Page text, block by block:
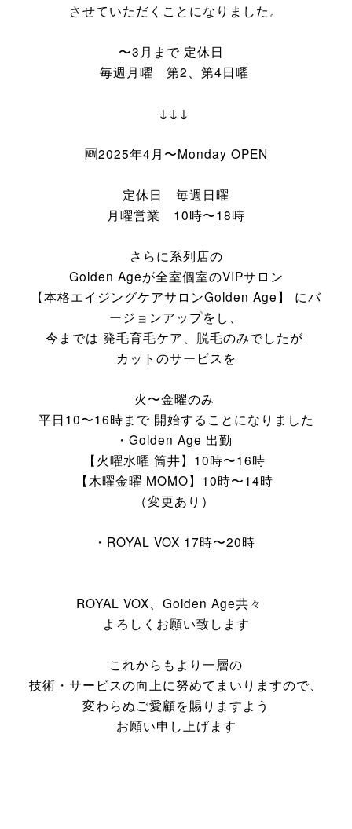
させていただくことになりました。
〜3月まで 定休日
毎週月曜 第2、第4日曜
↓↓↓
🆕2025年4月〜Monday OPEN
定休日 毎週日曜
月曜営業 10時〜18時
さらに系列店の
Golden Ageが全室個室のVIPサロン
【本格エイジングケアサロンGolden Age】 にバ
ージョンアップをし、
今までは 発毛育毛ケア、脱毛のみでしたが
カットのサービスを
火〜金曜のみ
平日10〜16時まで 開始することになりました
・Golden Age 出勤
【火曜水曜 筒井】10時〜16時
【木曜金曜 MOMO】10時〜14時
（変更あり）
・ROYAL VOX 17時〜20時
ROYAL VOX、Golden Age共々
よろしくお願い致します
これからもより一層の
技術・サービスの向上に努めてまいりますので、
変わらぬご愛顧を賜りますよう
お願い申し上げます